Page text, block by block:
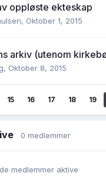
oppløste ekteskap
, Oktober 1, 2015
arkiv (utenom
, Oktober 8, 2015
15 16 17 18 19
0 medlemmer
medlemmer aktive